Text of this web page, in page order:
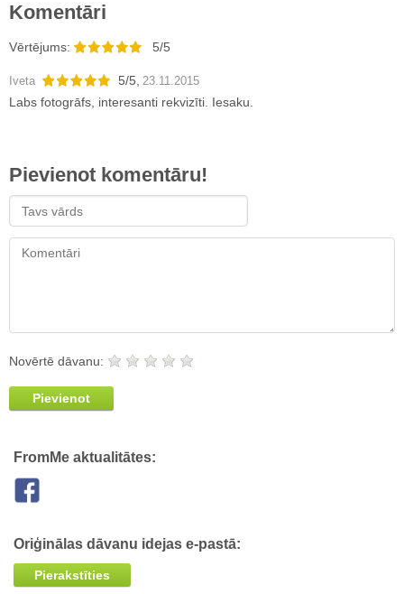
Komentāri
Vērtējums: 5/5
Iveta 5/5, 23.11.2015
Labs fotogrāfs, interesanti rekvizīti. Iesaku.
Pievienot komentāru!
Novērtē dāvanu:
Pievienot
FromMe aktualitātes:
Oriģinālas dāvanu idejas e-pastā:
Pierakstīties